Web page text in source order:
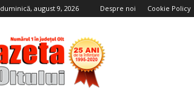
duminică, august 9, 2026 Despre noi Cookie Policy
Gazeta
Oltului